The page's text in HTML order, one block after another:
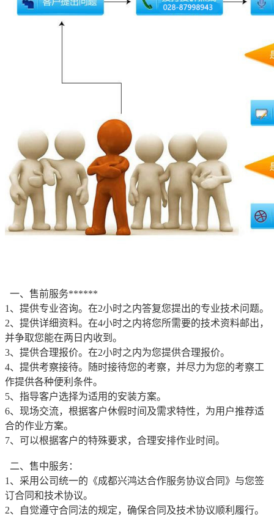
一、售前服务******
1、提供专业咨询。在2小时之内答复您提出的专业技术问题。
2、提供详细资料。在4小时之内将您所需要的技术资料邮出，
并争取您能在两日内收到。
3、提供合理报价。在2小时之内为您提供合理报价。
4、提供考察接待。随时接待您的考察，并尽力为您的考察工
作提供各种便利条件。
5、指导客户选择为适用的安装方案。
6、现场交流，根据客户休假时间及需求特性，为用户推荐适
合的作业方案。
7、可以根据客户的特殊要求，合理安排作业时间。
二、售中服务：
1、采用公司统一的《成都兴鸿达合作服务协议合同》与您签
订合同和技术协议。
2、自觉遵守合同法的规定，确保合同及技术协议顺利履行。